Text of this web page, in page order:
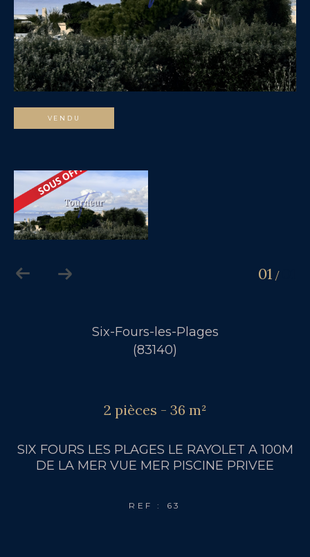
VENDU
01 /
Six-Fours-les-Plages
(83140)
2 pièces - 36 m²
SIX FOURS LES PLAGES LE RAYOLET A 100M
DE LA MER VUE MER PISCINE PRIVEE
REF : 63